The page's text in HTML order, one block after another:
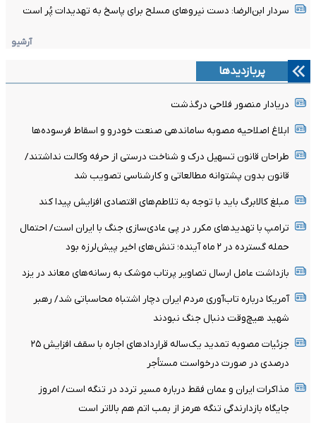
سردار ابن‌الرضا: دست نیروهای مسلح برای پاسخ به تهدیدات پُر است
آرشیو
پربازدیدها
دریادار منصور فلاحی درگذشت
ابلاغ اصلاحیه مصوبه ساماندهی صنعت خودرو و اسقاط فرسوده‌ها
طراحان قانون تسهیل درک و شناخت درستی از حرفه وکالت نداشتند/
قانون بدون پشتوانه مطالعاتی و کارشناسی تصویب شد
مبلغ کالابرگ باید با توجه به تلاطم‌های اقتصادی افزایش پیدا کند
ترامپ با تهدیدهای مکرر در پی عادی‌سازی جنگ با ایران است/ احتمال
حمله گسترده در ۲ ماه آینده؛ تنش‌های اخیر پیش‌لرزه بود
بازداشت عامل ارسال تصاویر پرتاب موشک به رسانه‌های معاند در یزد
آمریکا درباره تاب‌آوری مردم ایران دچار اشتباه محاسباتی شد/ رهبر
شهید هیچ‌وقت دنبال جنگ نبودند
جزئیات مصوبه تمدید یک‌ساله قرارداد‌های اجاره با سقف افزایش ۲۵
درصدی در صورت درخواست مستأجر
مذاکرات ایران و عمان فقط درباره مسیر تردد در تنگه است/ امروز
جایگاه بازدارندگی تنگه هرمز از بمب اتم هم بالاتر است